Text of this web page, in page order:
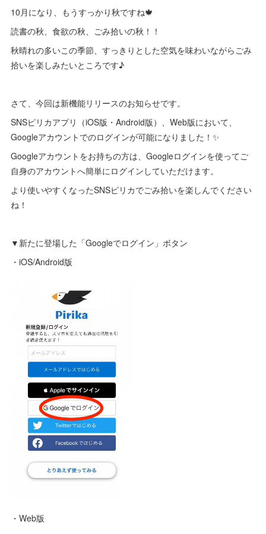
10月になり、もうすっかり秋ですね🍁
読書の秋、食欲の秋、ごみ拾いの秋！！
秋晴れの多いこの季節、すっきりとした空気を味わいながらごみ
拾いを楽しみたいところです♪
さて、今回は新機能リリースのお知らせです。
SNSピリカアプリ（iOS版・Android版）、Web版において、
Googleアカウントでのログインが可能になりました！✨
Googleアカウントをお持ちの方は、Googleログインを使ってご
自身のアカウントへ簡単にログインしていただけます。
より使いやすくなったSNSピリカでごみ拾いを楽しんでください
ね！
▼新たに登場した「Googleでログイン」ボタン
・iOS/Android版
・Web版